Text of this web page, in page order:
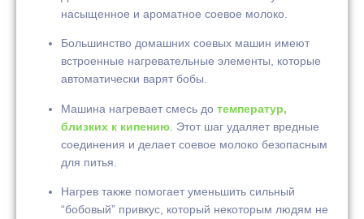
насыщенное и ароматное соевое молоко.
Большинство домашних соевых машин имеют
встроенные нагревательные элементы, которые
автоматически варят бобы.
Машина нагревает смесь до температур,
близких к кипению . Этот шаг удаляет вредные
соединения и делает соевое молоко безопасным
для питья.
Нагрев также помогает уменьшить сильный
“бобовый” привкус, который некоторым людям не